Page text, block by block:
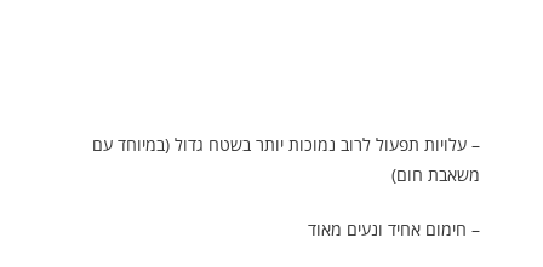
– עלויות תפעול לרוב נמוכות יותר בשטח גדול (במיוחד עם
משאבת חום)
– חימום אחיד ונעים מאוד